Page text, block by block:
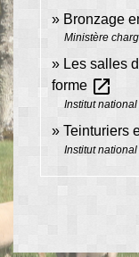
Bronzage
Ministère
Les salles
forme open_in_new
Institut
Teinturiers
Institut